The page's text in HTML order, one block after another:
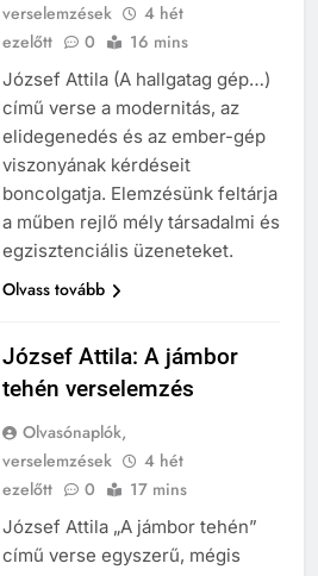
verselemzések
4 hét
ezelőtt
0 16 mins
József Attila (A hallgatag gép…)
című verse a modernitás, az
elidegenedés és az ember-gép
viszonyának kérdéseit
boncolgatja. Elemzésünk feltárja
a műben rejlő mély társadalmi és
egzisztenciális üzeneteket.
Olvass tovább
József Attila: A jámbor
tehén verselemzés
Olvasónaplók,
verselemzések
4 hét
ezelőtt
0 17 mins
József Attila „A jámbor tehén”
című verse egyszerű, mégis
Ki találta fel a gőzgépet?
KI TALÁLTA FEL
TÖRTÉNELEM ÉRDEKESSÉGEK
Kik voltak a három királyok?
TÖRTÉNELEM ÉRDEKESSÉGEK
A középkor titkai: Mi rejtőzött a
MIKOR VOLT?
TÖRTÉNELEM ÉRDEKESSÉGEK
Mikor volt a római birodalom
bukása, és mi történt utána?